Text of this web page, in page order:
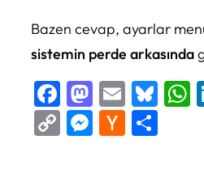
Bazen cevap, ayarlar
sistemin perde arkasında
Facebook
Email
CopyMessenger
Hacker